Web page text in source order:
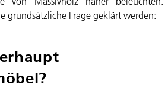
grundsätzliche Frage geklärt werden: